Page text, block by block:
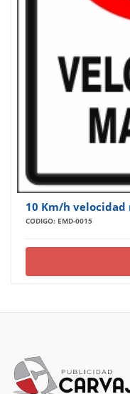
10 Km/h velocidad
CODIGO: EMD-0015